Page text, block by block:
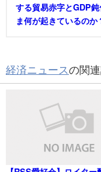
する貿易赤字とGDP
ま何が起きているのか
経済ニュースの関